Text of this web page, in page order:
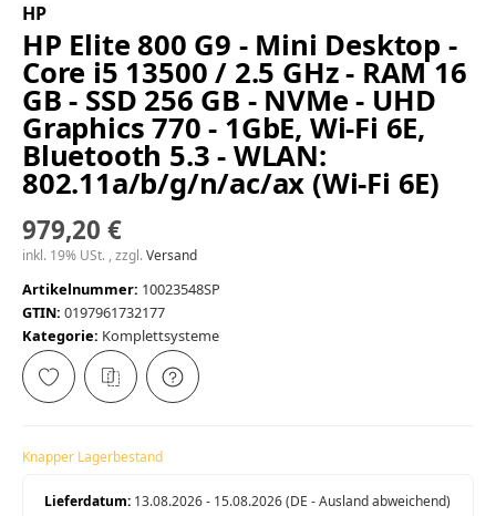
HP
HP Elite 800 G9 - Mini Desktop -
Core i5 13500 / 2.5 GHz - RAM 16
GB - SSD 256 GB - NVMe - UHD
Graphics 770 - 1GbE, Wi-Fi 6E,
Bluetooth 5.3 - WLAN:
802.11a/b/g/n/ac/ax (Wi-Fi 6E)
979,20 €
inkl. 19% USt. , zzgl.Versand
Artikelnummer: 10023548SP
GTIN: 0197961732177
Kategorie: Komplettsysteme
Knapper Lagerbestand
Lieferdatum: 13.08.2026 - 15.08.2026(DE - Ausland abweichend)